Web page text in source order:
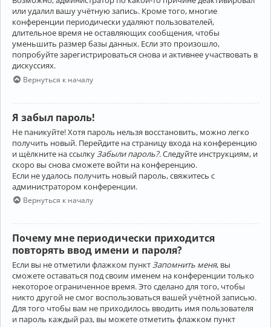
или удалил вашу учётную запись. Кроме того, многие
конференции периодически удаляют пользователей,
длительное время не оставляющих сообщения, чтобы
уменьшить размер базы данных. Если это произошло,
попробуйте зарегистрироваться снова и активнее участвовать в
дискуссиях.
Вернуться к началу
Я забыл пароль!
Не паникуйте! Хотя пароль нельзя восстановить, можно легко
получить новый. Перейдите на страницу входа на конференцию
и щёлкните на ссылку Забыли пароль?. Следуйте инструкциям, и
скоро вы снова сможете войти на конференцию.
Если не удалось получить новый пароль, свяжитесь с
администратором конференции.
Вернуться к началу
Почему мне периодически приходится
повторять ввод имени и пароля?
Если вы не отметили флажком пунктЗапомнить меня, вы
сможете оставаться под своим именем на конференции только
некоторое ограниченное время. Это сделано для того, чтобы
никто другой не смог воспользоваться вашей учётной записью.
Для того чтобы вам не приходилось вводить имя пользователя
и пароль каждый раз, вы можете отметить флажком пункт